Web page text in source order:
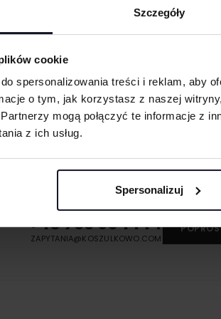
Szczegóły
cookie
spersonalizowania treści i reklam, aby
o tym, jak korzystasz z naszej
mogą połączyć te informacje z
z ich usług.
Spersonalizuj
przy większych
merchu.
na
w której
masz pytania odnośnie naszych produktów,
specjaliści chętnie Ci pomogą.
+48 733 904 144
ZAPYTANIA@KOSZULKOWO.COM